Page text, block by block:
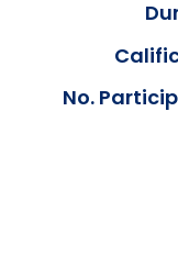
No.